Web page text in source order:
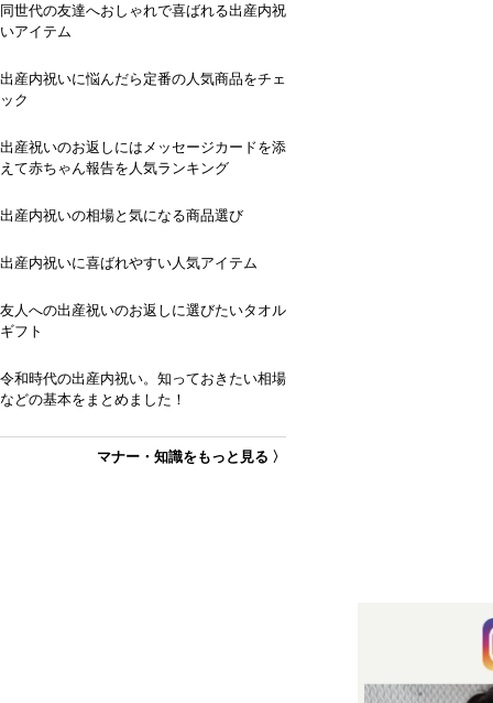
同世代の友達へおしゃれで喜ばれる出産内祝
いアイテム
出産内祝いに悩んだら定番の人気商品をチェ
ック
出産祝いのお返しにはメッセージカードを添
えて赤ちゃん報告を人気ランキング
出産内祝いの相場と気になる商品選び
出産内祝いに喜ばれやすい人気アイテム
友人への出産祝いのお返しに選びたいタオル
ギフト
令和時代の出産内祝い。知っておきたい相場
などの基本をまとめました！
マナー・知識をもっと見る 〉